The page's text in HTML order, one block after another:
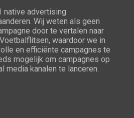
advertising
Wij weten als geen
door te vertalen naar
waardoor we in
en efficiënte campagnes te
mogelijk om campagnes op
media kanalen te lanceren.